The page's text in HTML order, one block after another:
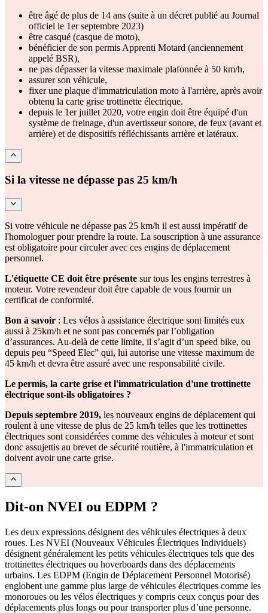
être âgé de plus de 14 ans (suite à un décret publié au Journal
officiel le 1er septembre 2023)
être casqué (casque de moto),
bénéficier de son permis Apprenti Motard (anciennement
appelé BSR),
ne pas dépasser la vitesse maximale plafonnée à 50 km/h,
assurer son véhicule,
fixer une plaque d'immatriculation moto à l'arrière, après avoir
obtenu la carte grise trottinette électrique.
depuis le 1er juillet 2020, votre engin doit être équipé d'un
système de freinage, d'un avertisseur sonore, de feux (avant et
arrière) et de dispositifs réfléchissants arrière et latéraux.
Si la vitesse ne dépasse pas 25 km/h
Si votre véhicule ne dépasse pas 25 km/h il est aussi impératif de
l'homologuer pour prendre la route. La souscription à une assurance
est obligatoire pour circuler avec ces engins de déplacement
personnel.
L'étiquette CE doit être présente sur tous les engins terrestres à
moteur. Votre revendeur doit être capable de vous fournir un
certificat de conformité.
Bon à savoir : Les vélos à assistance électrique sont limités eux
aussi à 25km/h et ne sont pas concernés par l’obligation
d’assurances. Au-delà de cette limite, il s’agit d’un speed bike, ou
depuis peu “Speed Elec” qui, lui autorise une vitesse maximum de
45 km/h et devra être assuré avec une responsabilité civile.
Le permis, la carte grise et l'immatriculation d'une trottinette
électrique sont-ils obligatoires ?
Depuis septembre 2019, les nouveaux engins de déplacement qui
roulent à une vitesse de plus de 25 km/h telles que les trottinettes
électriques sont considérées comme des véhicules à moteur et sont
donc assujettis au brevet de sécurité routière, à l'immatriculation et
doivent avoir une carte grise.
Dit-on NVEI ou EDPM ?
Les deux expressions désignent des véhicules électriques à deux
roues. Les NVEI (Nouveaux Véhicules Électriques Individuels)
désignent généralement les petits véhicules électriques tels que des
trottinettes électriques ou hoverboards dans des déplacements
urbains. Les EDPM (Engin de Déplacement Personnel Motorisé)
englobent une gamme plus large de véhicules électriques comme les
monoroues ou les vélos électriques y compris ceux conçus pour des
déplacements plus longs ou pour transporter plus d’une personne.